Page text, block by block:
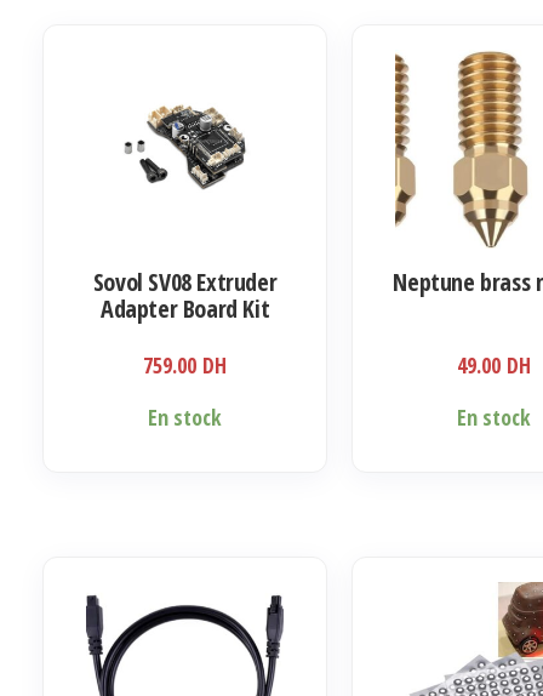
Sovol SV08 Extruder
Adapter Board Kit
759.00 DH
En stock
Neptune brass
49.00 DH
En stock